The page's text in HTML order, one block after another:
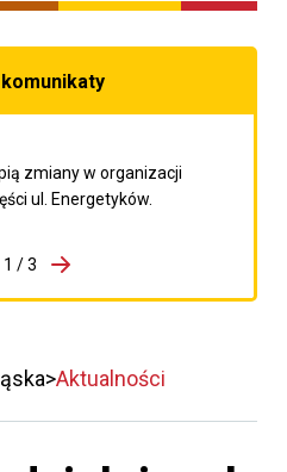
zmiany w organizacji
ul. Energetyków.
1 / 3
Przejdź do następnego
Aktualności